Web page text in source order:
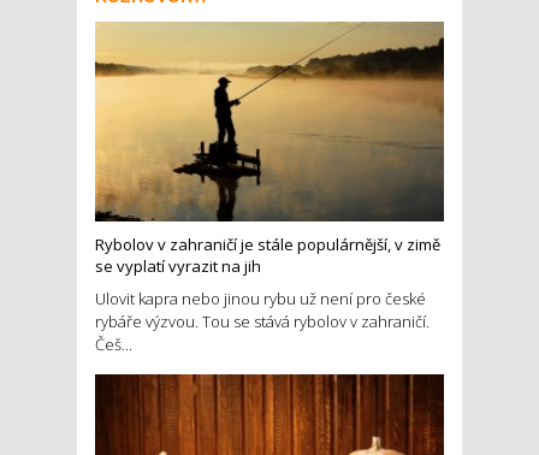
Rybolov v zahraničí je stále populárnější, v zimě
se vyplatí vyrazit na jih
Ulovit kapra nebo jinou rybu už není pro české
rybáře výzvou. Tou se stává rybolov v zahraničí.
Češ...